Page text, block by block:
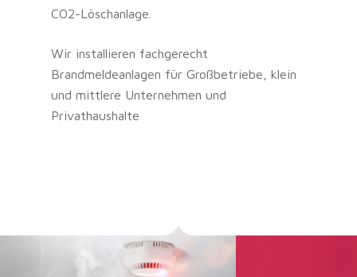
CO2-Löschanlage.
Wir installieren fachgerecht
Brandmeldeanlagen für Großbetriebe, klein
und mittlere Unternehmen und
Privathaushalte